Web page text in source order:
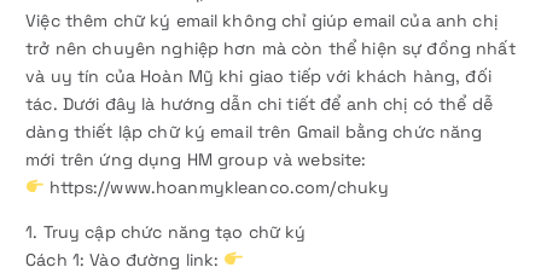
Việc thêm chữ ký email không chỉ giúp email của anh chị
trở nên chuyên nghiệp hơn mà còn thể hiện sự đồng nhất
và uy tín của Hoàn Mỹ khi giao tiếp với khách hàng, đối
tác. Dưới đây là hướng dẫn chi tiết để anh chị có thể dễ
dàng thiết lập chữ ký email trên Gmail bằng chức năng
mới trên ứng dụng HM group và website:
https://www.hoanmykleanco.com/chuky
1. Truy cập chức năng tạo chữ ký
Cách 1: Vào đường link: